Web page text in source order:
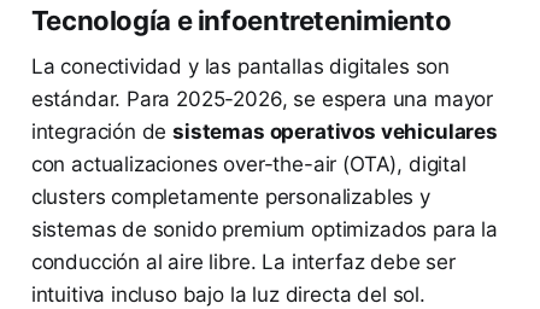
Tecnología e infoentretenimiento
La conectividad y las pantallas digitales son
estándar. Para 2025-2026, se espera una mayor
integración desistemas operativos vehiculares
con actualizaciones over-the-air (OTA), digital
clusters completamente personalizables y
sistemas de sonido premium optimizados para la
conducción al aire libre. La interfaz debe ser
intuitiva incluso bajo la luz directa del sol.